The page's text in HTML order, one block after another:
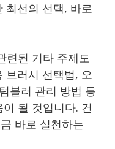
최선의 선택, 바로
련된 기타 주제도
브러시 선택법, 오
블러 관리 방법 등
될 것입니다. 건
바로 실천하는